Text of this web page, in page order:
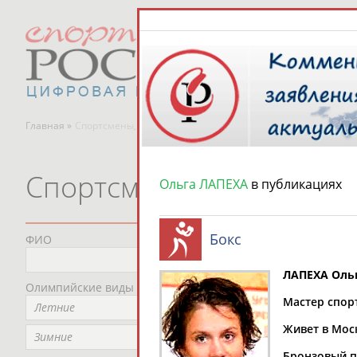
Главная » Спортсмены, тренеры и специалисты
Спортсмены, тренеры и
ФИО
Олимпийские виды спорта
Летние
Зимние
Не
Ольга ЛАПЕХА в публикациях
Бокс
ЛАПЕХА
Мастер
Живет в